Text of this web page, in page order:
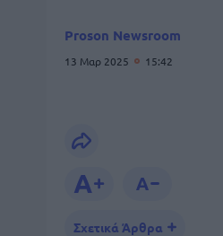
Proson Newsroom
13 Μαρ 2025 15:42
Σχετικά Άρθρα